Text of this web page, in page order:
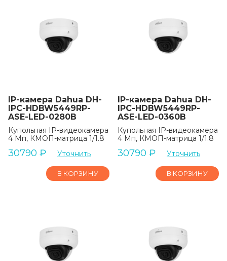
IP-камера Dahua DH-
IPC-HDBW5449RP-
ASE-LED-0280B
Купольная IP-видеокамера
4 Мп, КМОП-матрица 1/1.8
30790 ₽ Уточнить
В КОРЗИНУ
IP-камера Dahua DH-
IPC-HDBW5449RP-
ASE-LED-0360B
Купольная IP-видеокамера
4 Мп, КМОП-матрица 1/1.8
30790 ₽ Уточнить
В КОРЗИНУ